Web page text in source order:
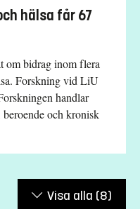
hälsa får 67
om bidrag inom flera
Forskning vid LiU
handlar
och kronisk
Visa alla (8)